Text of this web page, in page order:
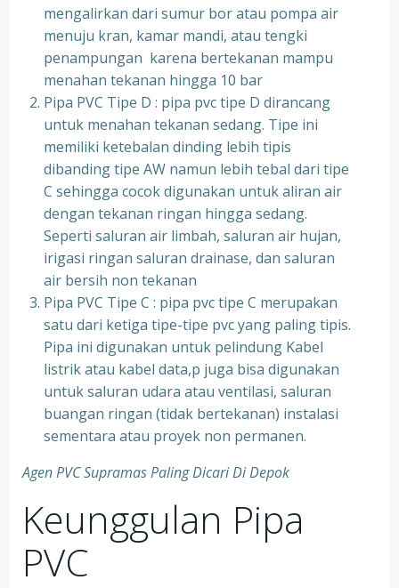
mengalirkan dari sumur bor atau pompa air
menuju kran, kamar mandi, atau tengki
penampungan karena bertekanan mampu
menahan tekanan hingga 10 bar
Pipa PVC Tipe D : pipa pvc tipe D dirancang
untuk menahan tekanan sedang. Tipe ini
memiliki ketebalan dinding lebih tipis
dibanding tipe AW namun lebih tebal dari tipe
C sehingga cocok digunakan untuk aliran air
dengan tekanan ringan hingga sedang.
Seperti saluran air limbah, saluran air hujan,
irigasi ringan saluran drainase, dan saluran
air bersih non tekanan
Pipa PVC Tipe C : pipa pvc tipe C merupakan
satu dari ketiga tipe-tipe pvc yang paling tipis.
Pipa ini digunakan untuk pelindung Kabel
listrik atau kabel data,p juga bisa digunakan
untuk saluran udara atau ventilasi, saluran
buangan ringan (tidak bertekanan) instalasi
sementara atau proyek non permanen.
Agen PVC Supramas Paling Dicari Di Depok
Keunggulan Pipa
PVC